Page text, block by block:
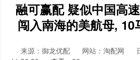
融可赢配 疑似中国高
闯入南海的美航母, 10
来源：御龙优配 网站：淘配网